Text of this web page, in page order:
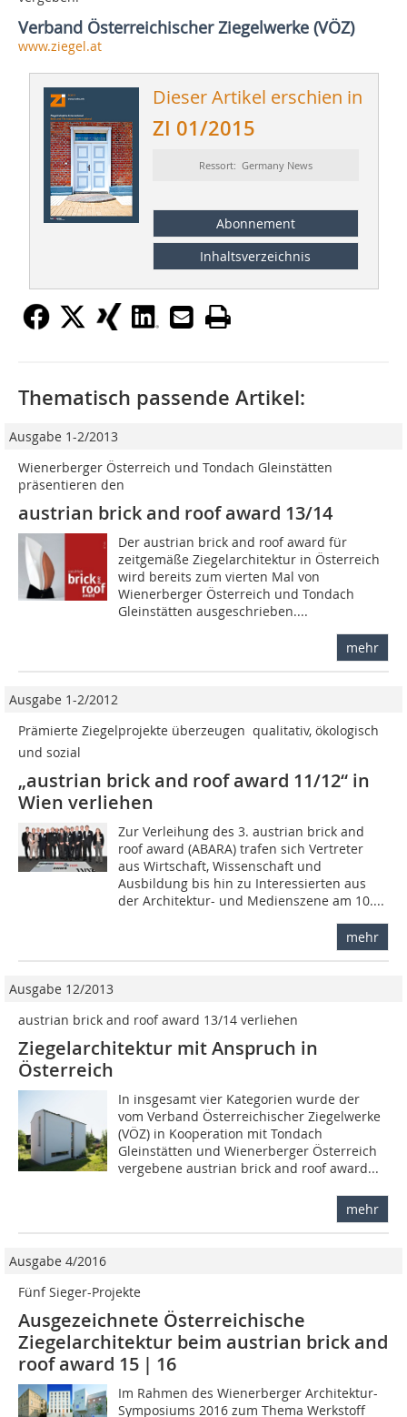
Verband Österreichischer Ziegelwerke (VÖZ)
www.ziegel.at
Dieser Artikel erschien in
ZI 01/2015
Ressort: Germany News
Abonnement
Inhaltsverzeichnis
Thematisch passende Artikel:
Ausgabe 1-2/2013
Wienerberger Österreich und Tondach Gleinstätten
präsentieren den
austrian brick and roof award 13/14
Der austrian brick and roof award für
zeitgemäße Ziegelarchitektur in Österreich
wird bereits zum vierten Mal von
Wienerberger Österreich und Tondach
Gleinstätten ausgeschrieben....
mehr
Ausgabe 1-2/2012
Prämierte Ziegelprojekte überzeugen  qualitativ, ökologisch
und sozial
„austrian brick and roof award 11/12“ in
Wien verliehen
Zur Verleihung des 3. ­austrian brick and
roof award (ABARA) trafen sich Vertreter
aus Wirtschaft, Wissenschaft und
Ausbildung bis hin zu Interessierten aus
der Architektur- und Medien­szene am 10....
mehr
Ausgabe 12/2013
austrian brick and roof award 13/14 verliehen
Ziegelarchitektur mit Anspruch in
Österreich
In insgesamt vier Kategorien wurde der
vom Verband Österreichischer Ziegelwerke
(VÖZ) in Kooperation mit Tondach
Gleinstätten und Wienerberger Österreich
vergebene austrian brick and roof award...
mehr
Ausgabe 4/2016
Fünf Sieger-Projekte
Ausgezeichnete Österreichische
Ziegelarchitektur beim austrian brick and
roof award 15 | 16
Im Rahmen des Wienerberger Architektur-
Symposiums 2016 zum Thema Werkstoff